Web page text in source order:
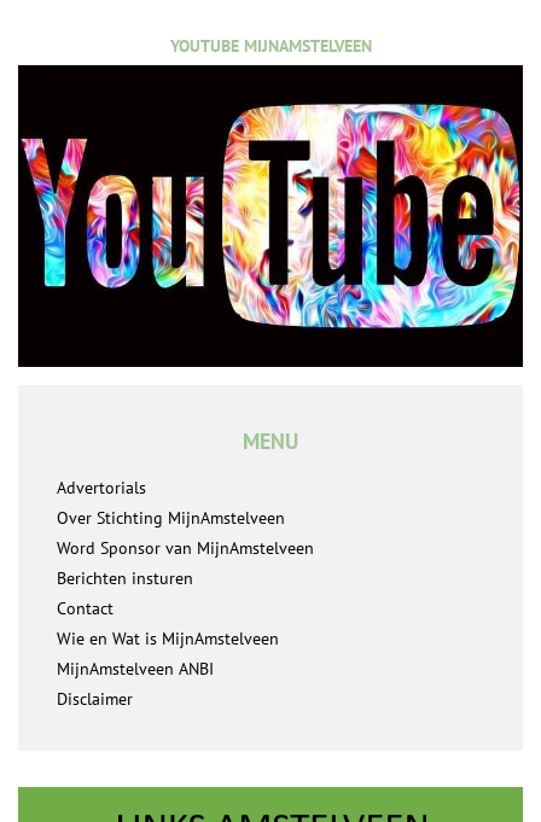
YOUTUBE MIJNAMSTELVEEN
MENU
Advertorials
Over Stichting MijnAmstelveen
Word Sponsor van MijnAmstelveen
Berichten insturen
Contact
Wie en Wat is MijnAmstelveen
MijnAmstelveen ANBI
Disclaimer